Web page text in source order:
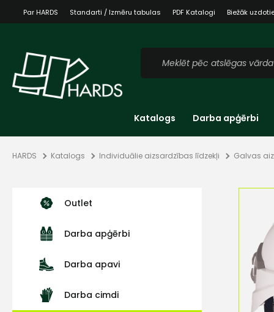
Par HARDS Standarti / Izmēru tabulas PDF Katalogi Biežāk
Katalogs Darba apģērbi
HARDS Katalogs Individuālie aizsardzības līdzekļi Galvas
Outlet
Darba apģērbi
Darba apavi
Darba cimdi